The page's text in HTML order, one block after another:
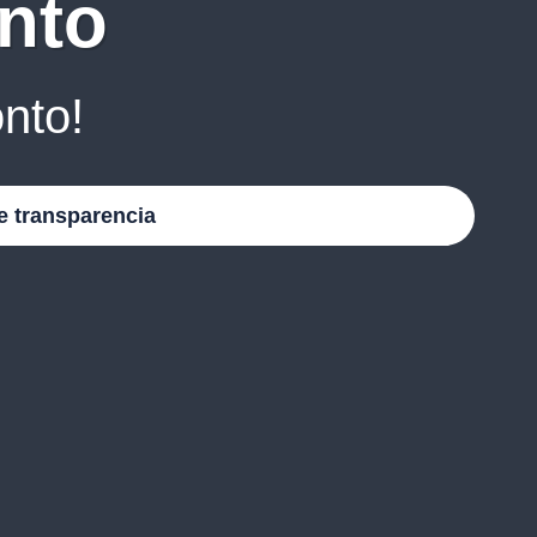
transparencia